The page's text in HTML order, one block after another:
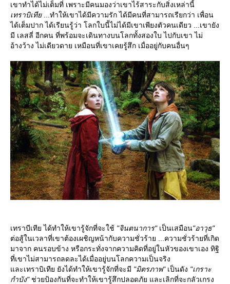
เขาทำได้ไม่เต็มที่ เพราะมีคนมองว่าเขาไร้สาระกับสิ่งเหล่านี้
เทราบิเที...ทำให้เขาได้มีความรัก ได้มีคนที่สามารถเรียกว่า เพื่อน
ได้เต็มปาก ได้เรียนรู้ว่า โลกใบนี้ไม่ได้มีเขาเพียงตัวคนเดียว ...เขายัง
มี เลสลี่ อีกคน ที่พร้อมจะเดินทางบนโลกทั้งสองใบ ไปกับเขา ไม่
อ้างว้าง ไม่เดียวดาย เหมือนที่เขาเคยรู้สึก เมื่ออยู่กับคนอื่นๆ
เทราบีเทีย ได้ทำให้เขารู้จักที่จะใช้ "จินตนาการ"เป็นเสมือน"อาวุธ"
ต่อสู้ในเวลาที่เขาต้องเผชิญหน้ากับความชั่วร้าย ...ความชั่วร้ายที่เกิด
มาจาก คนรอบข้าง หรือกระทั่งจากความคิดที่อยู่ในหัวของเขาเอง ทิฐิ
ที่เขาไม่สามารถลดละได้เมื่ออยู่บนโลกความเป็นจริง
ละเทราบิเทีย ยังได้ทำให้เขารู้จักที่จะมี "มิตรภาพ"เป็นดัง "เกราะ
กำบัง"ช่วยป้องกันที่จะทำให้เขารู้สึกปลอดภัย และเลิกที่จะกลัวเกรง